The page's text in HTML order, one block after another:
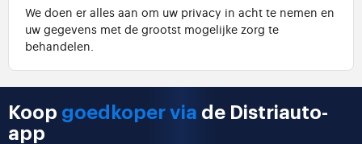
We doen er alles aan om uw privacy in acht te nemen en
uw gegevens met de grootst mogelijke zorg te
behandelen.
Koop goedkoper via de Distriauto-
app